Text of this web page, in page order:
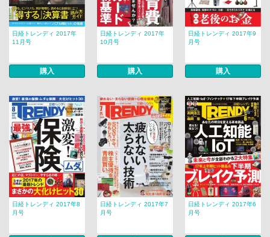
日経トレンディ 2017年
11月号
購入
日経トレンディ 2017年
10月号
購入
日経トレンディ 2017年9
月号
購入
日経トレンディ 2017年8
月号
日経トレンディ 2017年7
月号
日経トレンディ 2017年6
月号